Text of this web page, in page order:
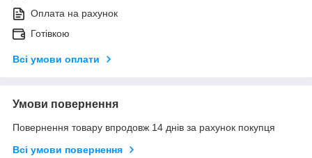
Оплата на рахунок
Готівкою
Всі умови оплати
Умови повернення
Повернення товару впродовж 14 днів за рахунок покупця
Всі умови повернення